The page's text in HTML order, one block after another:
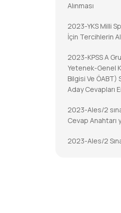
Alınması
2023-YKS Milli
İçin Tercihlerin
2023-KPSS A
Yetenek-Genel
Bilgisi Ve ÖABT)
Aday Cevapları
2023-Ales/2
Cevap Anahtarı
2023-Ales/2